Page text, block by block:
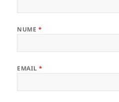
NUME *
EMAIL*